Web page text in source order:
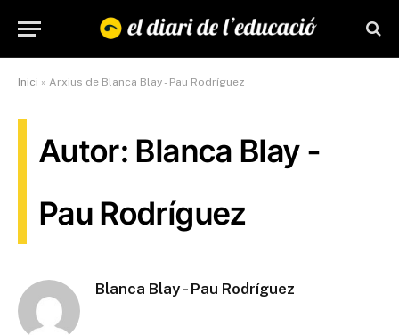
Inici » Arxius de Blanca Blay - Pau Rodríguez
Autor: Blanca Blay -
Pau Rodríguez
Blanca Blay - Pau Rodríguez